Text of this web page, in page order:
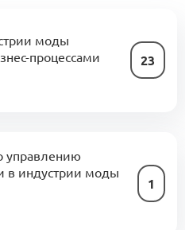
моды
процессами
23
управлению
в индустрии моды
1